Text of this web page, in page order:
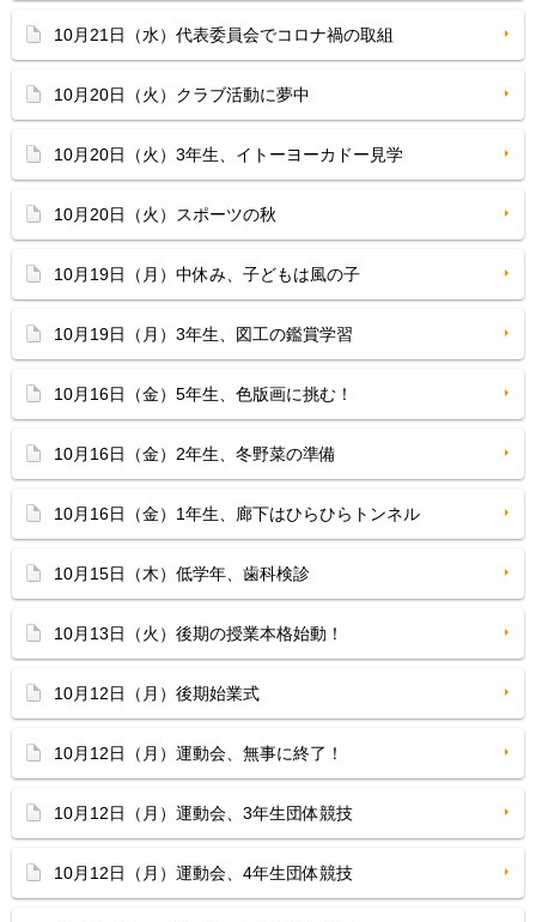
10月21日（水）代表委員会でコロナ禍の取組
10月20日（火）クラブ活動に夢中
10月20日（火）3年生、イトーヨーカドー見学
10月20日（火）スポーツの秋
10月19日（月）中休み、子どもは風の子
10月19日（月）3年生、図工の鑑賞学習
10月16日（金）5年生、色版画に挑む！
10月16日（金）2年生、冬野菜の準備
10月16日（金）1年生、廊下はひらひらトンネル
10月15日（木）低学年、歯科検診
10月13日（火）後期の授業本格始動！
10月12日（月）後期始業式
10月12日（月）運動会、無事に終了！
10月12日（月）運動会、3年生団体競技
10月12日（月）運動会、4年生団体競技